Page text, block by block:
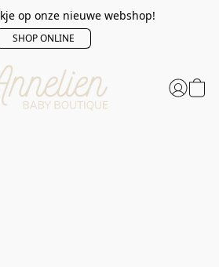
op onze nieuwe webshop!
SHOP ONLINE